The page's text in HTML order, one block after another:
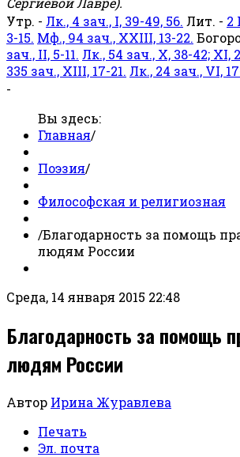
Утр. - Лк., 4 зач., I, 39-49, 56. Лит. - 2
3-15. Мф., 94 зач., XXIII, 13-22.
зач., II, 5-11. Лк., 54 зач., X, 38-42; XI,
335 зач., XIII, 17-21. Лк., 24 зач., VI,
-
Вы здесь:
Главная/
Поэзия/
Философская и религиозная
/Благодарность за помощь
людям России
Среда, 14 января 2015 22:48
Благодарность за помощь
людям России
Автор Ирина Журавлева
Печать
Эл. почта